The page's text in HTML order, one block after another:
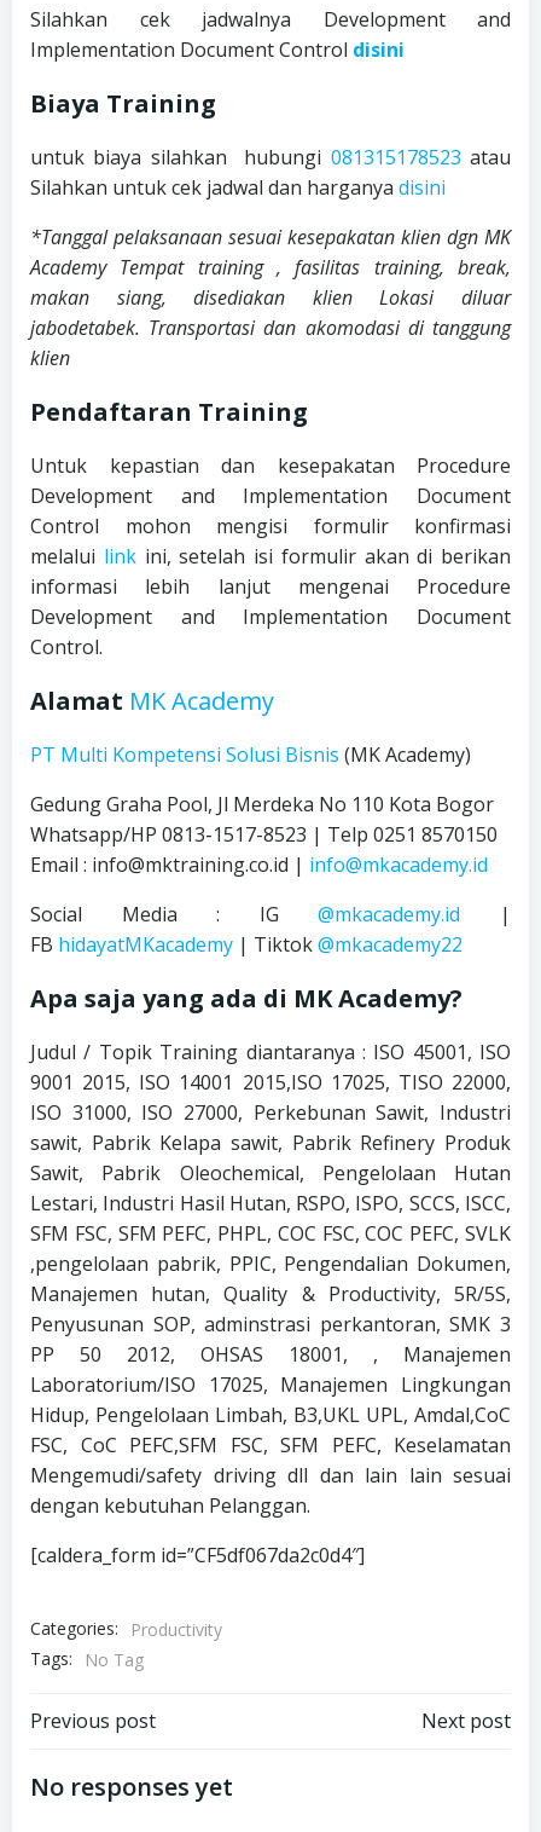
Silahkan cek jadwalnya Development and
Implementation Document Control disini
Biaya Training
untuk biaya silahkan hubungi 081315178523 atau
Silahkan untuk cek jadwal dan harganya disini
*Tanggal pelaksanaan sesuai kesepakatan klien dgn MK
Academy Tempat training , fasilitas training, break,
makan siang, disediakan klienLokasi diluar
jabodetabek. Transportasi dan akomodasi di tanggung
klien
Pendaftaran Training
Untuk kepastian dan kesepakatan Procedure
Development and Implementation Document
Control mohon mengisi formulir konfirmasi
melalui link ini, setelah isi formulir akan di berikan
informasi lebih lanjut mengenai Procedure
Development and Implementation Document
Control.
Alamat MK Academy
PT Multi Kompetensi Solusi Bisnis (MK Academy)
Gedung Graha Pool, Jl Merdeka No 110 Kota Bogor
Whatsapp/HP 0813-1517-8523 | Telp 0251 8570150
Email : info@mktraining.co.id | info@mkacademy.id
Social Media : IG@mkacademy.id |
FB hidayatMKacademy | Tiktok@mkacademy22
Apa saja yang ada di MK Academy?
Judul / Topik Training diantaranya : ISO 45001, ISO
9001 2015, ISO 14001 2015,ISO 17025, TISO 22000,
ISO 31000, ISO 27000, Perkebunan Sawit, Industri
sawit, Pabrik Kelapa sawit, Pabrik Refinery Produk
Sawit, Pabrik Oleochemical, Pengelolaan Hutan
Lestari, Industri Hasil Hutan, RSPO, ISPO, SCCS, ISCC,
SFM FSC, SFM PEFC, PHPL, COC FSC, COC PEFC, SVLK
,pengelolaan pabrik, PPIC, Pengendalian Dokumen,
Manajemen hutan, Quality & Productivity, 5R/5S,
Penyusunan SOP, adminstrasi perkantoran, SMK 3
PP 50 2012, OHSAS 18001, , Manajemen
Laboratorium/ISO 17025, Manajemen Lingkungan
Hidup, Pengelolaan Limbah, B3,UKL UPL, Amdal,CoC
FSC, CoC PEFC,SFM FSC, SFM PEFC, Keselamatan
Mengemudi/safety driving dll dan lain lain sesuai
dengan kebutuhan Pelanggan.
[caldera_form id=”CF5df067da2c0d4″]
Categories:
Productivity
Tags:
No Tag
Post
navigation
Previous post Next post
No responses yet